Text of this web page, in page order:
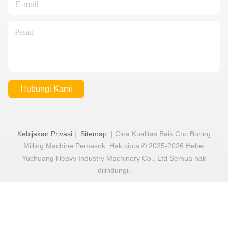
Hubungi Kami
Kebijakan Privasi | Sitemap | Cina Kualitas Baik Cnc Boring
Milling Machine Pemasok. Hak cipta © 2025-2026 Hebei
Yuchuang Heavy Industry Machinery Co., Ltd Semua hak
dilindungi.